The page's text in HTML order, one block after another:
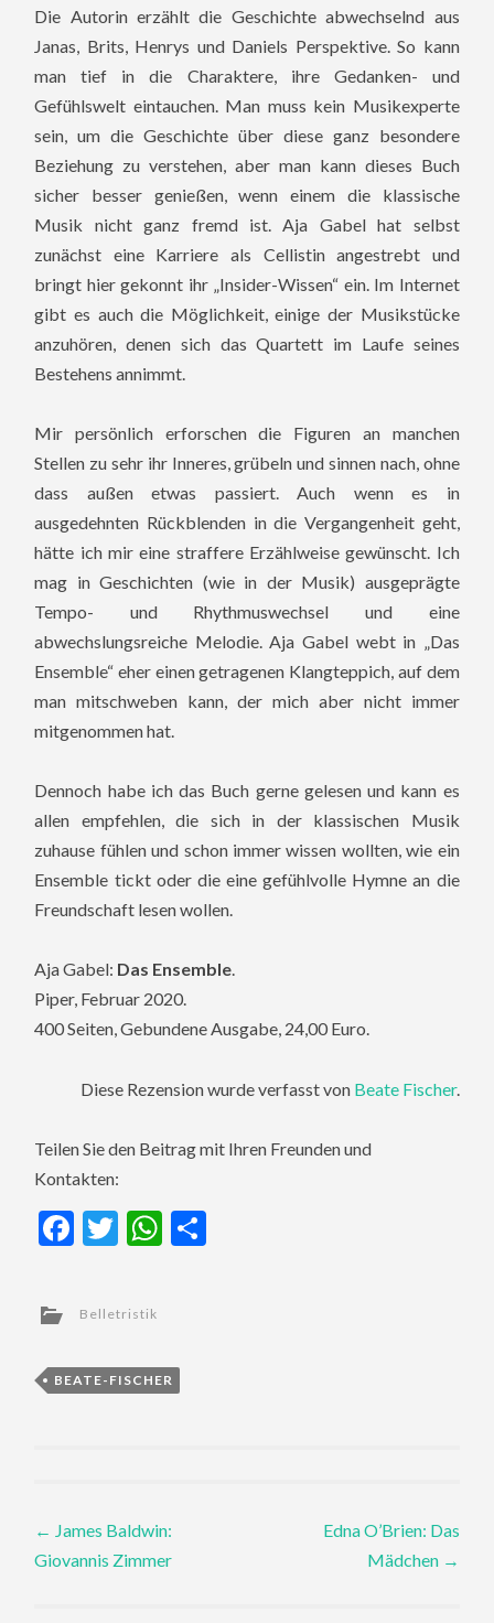
Die Autorin erzählt die Geschichte abwechselnd aus
Janas, Brits, Henrys und Daniels Perspektive. So kann
man tief in die Charaktere, ihre Gedanken- und
Gefühlswelt eintauchen. Man muss kein Musikexperte
sein, um die Geschichte über diese ganz besondere
Beziehung zu verstehen, aber man kann dieses Buch
sicher besser genießen, wenn einem die klassische
Musik nicht ganz fremd ist. Aja Gabel hat selbst
zunächst eine Karriere als Cellistin angestrebt und
bringt hier gekonnt ihr „Insider-Wissen“ ein. Im Internet
gibt es auch die Möglichkeit, einige der Musikstücke
anzuhören, denen sich das Quartett im Laufe seines
Bestehens annimmt.
Mir persönlich erforschen die Figuren an manchen
Stellen zu sehr ihr Inneres, grübeln und sinnen nach, ohne
dass außen etwas passiert. Auch wenn es in
ausgedehnten Rückblenden in die Vergangenheit geht,
hätte ich mir eine straffere Erzählweise gewünscht. Ich
mag in Geschichten (wie in der Musik) ausgeprägte
Tempo- und Rhythmuswechsel und eine
abwechslungsreiche Melodie. Aja Gabel webt in „Das
Ensemble“ eher einen getragenen Klangteppich, auf dem
man mitschweben kann, der mich aber nicht immer
mitgenommen hat.
Dennoch habe ich das Buch gerne gelesen und kann es
allen empfehlen, die sich in der klassischen Musik
zuhause fühlen und schon immer wissen wollten, wie ein
Ensemble tickt oder die eine gefühlvolle Hymne an die
Freundschaft lesen wollen.
Aja Gabel: Das Ensemble.
Piper, Februar 2020.
400 Seiten, Gebundene Ausgabe, 24,00 Euro.
Diese Rezension wurde verfasst von Beate Fischer.
Teilen Sie den Beitrag mit Ihren Freunden und
Kontakten:
Facebook
TwitterWhatsApp
Belletristik
BEATE-FISCHER
Post
navigation
← James Baldwin:
Giovannis Zimmer
Edna O’Brien: Das
Mädchen →